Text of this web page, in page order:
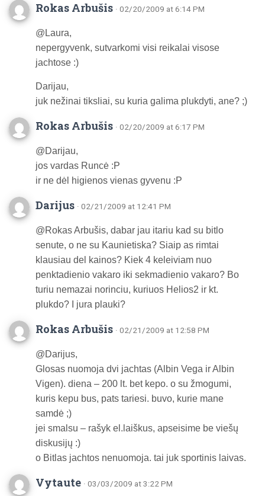
Rokas Arbušis · 02/20/2009 at 6:14 PM
@Laura,
nepergyvenk, sutvarkomi visi reikalai visose
jachtose :)
Darijau,
juk nežinai tiksliai, su kuria galima plukdyti, ane? ;)
Rokas Arbušis · 02/20/2009 at 6:17 PM
@Darijau,
jos vardas Runcė :P
ir ne dėl higienos vienas gyvenu :P
Darijus · 02/21/2009 at 12:41 PM
@Rokas Arbušis, dabar jau itariu kad su bitlo
senute, o ne su Kaunietiska? Siaip as rimtai
klausiau del kainos? Kiek 4 keleiviam nuo
penktadienio vakaro iki sekmadienio vakaro? Bo
turiu nemazai norinciu, kuriuos Helios2 ir kt.
plukdo? I jura plauki?
Rokas Arbušis · 02/21/2009 at 12:58 PM
@Darijus,
Glosas nuomoja dvi jachtas (Albin Vega ir Albin
Vigen). diena – 200 lt. bet kepo. o su žmogumi,
kuris kepu bus, pats tariesi. buvo, kurie mane
samdė ;)
jei smalsu – rašyk el.laiškus, apseisime be viešų
diskusijų :)
o Bitlas jachtos nenuomoja. tai juk sportinis laivas.
Vytaute · 03/03/2009 at 3:22 PM